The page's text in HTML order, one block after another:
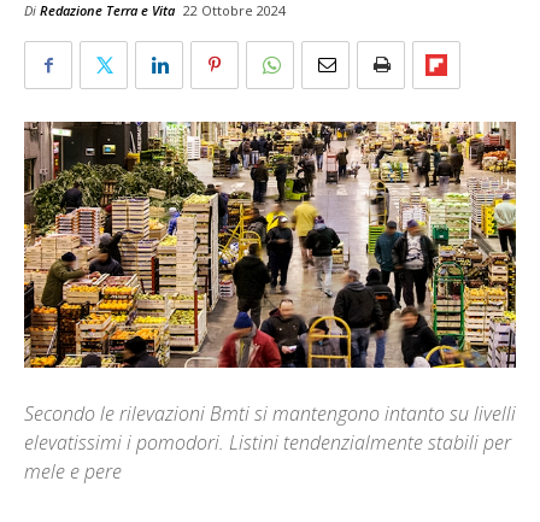
Di Redazione Terra e Vita 22 Ottobre 2024
Secondo le rilevazioni Bmti si mantengono intanto su livelli
elevatissimi i pomodori. Listini tendenzialmente stabili per
mele e pere